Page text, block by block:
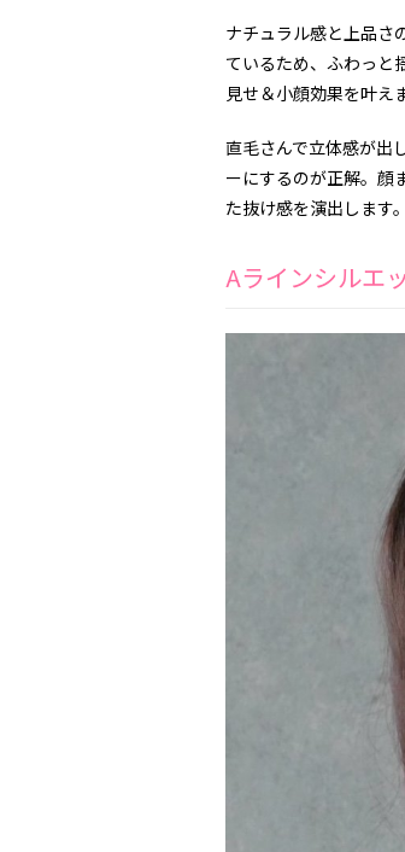
ナチュラル感と上品さ
ているため、ふわっと
見せ＆小顔効果を叶え
直毛さんで立体感が出
ーにするのが正解。顔
た抜け感を演出します。
Aラインシルエ